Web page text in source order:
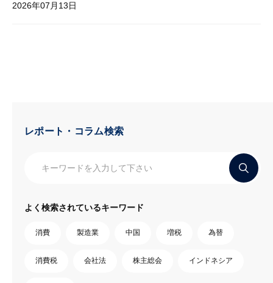
2026年07月13日
レポート・コラム検索
よく検索されているキーワード
消費 製造業 中国 増税 為替
消費税 会社法 株主総会 インドネシア